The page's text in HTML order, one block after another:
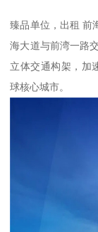
臻品单位，出租 前
海大道与前湾一路
立体交通构架，加
球核心城市。